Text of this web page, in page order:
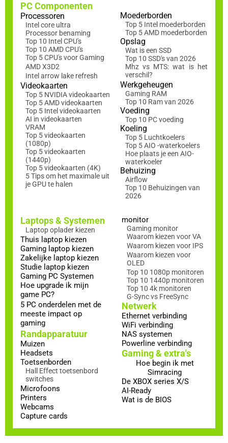
PC Componenten
Processoren
Intel core ultra
Processor benaming
Top 10 Intel CPU's
Top 10 AMD CPU's
Top 5 CPU's voor Gaming
AMD X3D2
Intel arrow lake refresh
Videokaarten
Top 5 NVIDIA videokaarten
Top 5 AMD videokaarten
Top 5 Intel videokaarten
AI in videokaarten
VRAM
Top 5 videokaarten
(1080p)
Top 5 videokaarten
(1440p)
Top 5 videokaarten (4K)
5 Tips om het maximale uit
je GPU te halen
Moederborden
Top 5 Intel moederborden
Top 5 AMD moederborden
Opslag
Wat is een SSD
Top 10 SSD's van 2026
Mhz vs MTS: wat is het
verschil?
Werkgeheugen
Gaming RAM
Top 10 Ram van 2026
Voeding
Top 10 PC voeding
Koeling
Top 5 Luchtkoelers
Top 5 AIO -waterkoelers
Hoe plaats je een AIO-
waterkoeler
Behuizing
Airflow
Top 10 Behuizingen van
2026
Laptops & Systemen
Laptop oplader kiezen
Thuis laptop kiezen
Gaming laptop kiezen
Zakelijke laptop kiezen
Studie laptop kiezen
Gaming PC Systemen
Hoe upgrade ik mijn
game PC?
5 PC onderdelen met de
meeste impact op
gaming
Randapparatuur
Muizen
Headsets
Toetsenborden
Hall Effect toetsenbord
switches
Microfoons
Printers
Webcams
Capture cards
monitor
Gaming monitor
Waarom kiezen voor VA
Waarom kiezen voor IPS
Waarom kiezen voor
OLED
Top 10 1080p monitoren
Top 10 1440p monitoren
Top 10 4k monitoren
G-Sync vs FreeSync
Netwerk
Ethernet verbinding
WiFi verbinding
NAS systemen
Powerline verbinding
Gaming & extra's
Hoe begin ik met
Simracing
De XBOX series X/S
AI-Ready
Wat is de BIOS